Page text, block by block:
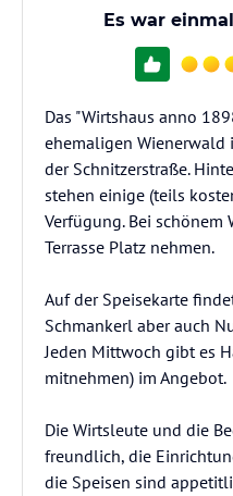
Es war
Das "Wirtshaus anno
ehemaligen Wienerwald
der Schnitzerstraße.
stehen einige (teils
Verfügung. Bei schönem
Terrasse Platz nehmen.
Auf der Speisekarte
Schmankerl aber auch
Jeden Mittwoch gibt es
mitnehmen) im Angebot.
Die Wirtsleute und die
freundlich, die
die Speisen sind